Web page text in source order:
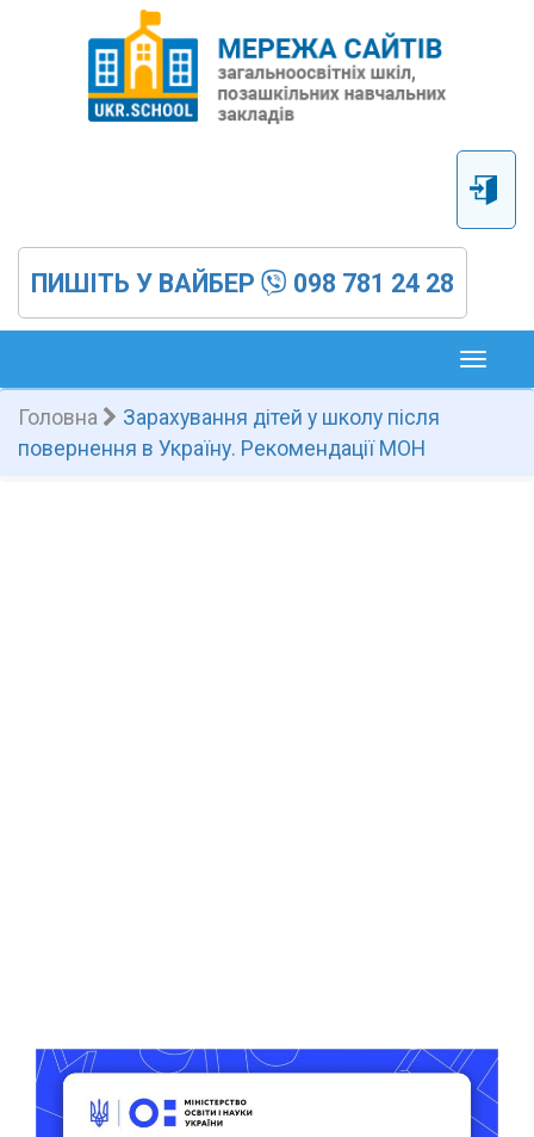
ПИШІТЬ У ВАЙБЕР 098 781 24 28
Toggle
Головна
Зарахування дітей у школу після
повернення в Україну. Рекомендації МОН